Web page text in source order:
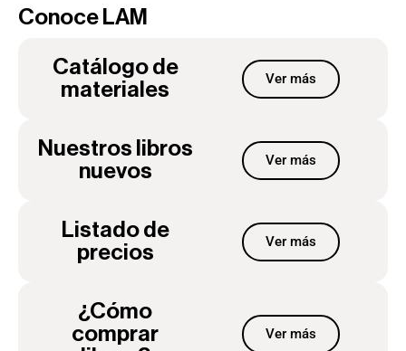
Conoce LAM
Catálogo de
materiales
Ver más
Nuestros libros
nuevos
Ver más
Listado de
precios
Ver más
¿Cómo
comprar
Ver más